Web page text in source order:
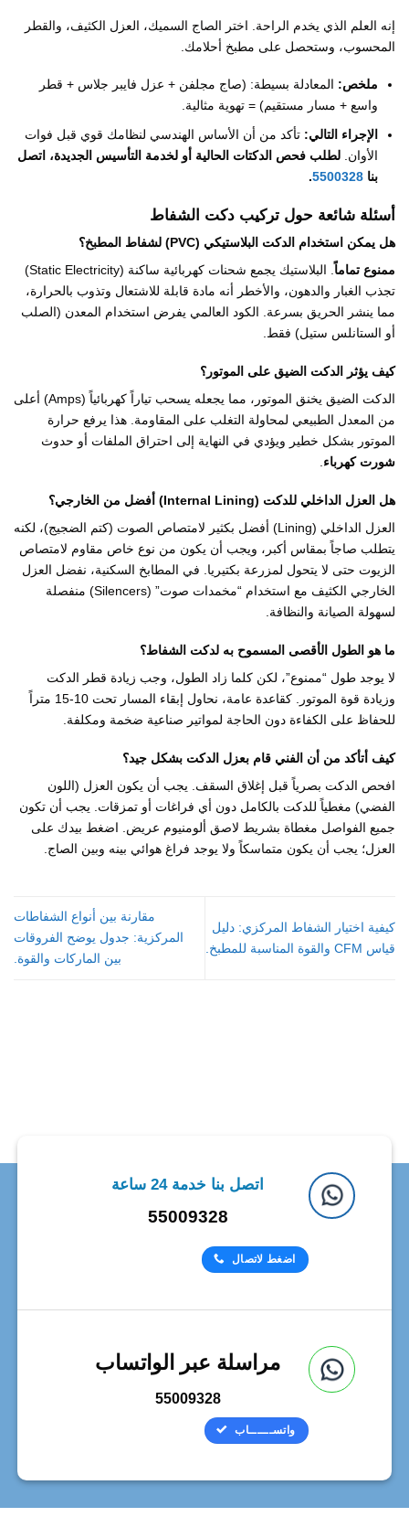
إنه العلم الذي يخدم الراحة. اختر الصاج السميك، العزل الكثيف، والقطر
المحسوب، وستحصل على مطبخ أحلامك.
ملخص: المعادلة بسيطة: (صاج مجلفن + عزل فايبر جلاس + قطر
واسع + مسار مستقيم) = تهوية مثالية.
الإجراء التالي: تأكد من أن الأساس الهندسي لنظامك قوي قبل فوات
الأوان. لطلب فحص الدكتات الحالية أو لخدمة التأسيس الجديدة، اتصل
بنا 5500328
.
أسئلة شائعة حول تركيب دكت الشفاط
هل يمكن استخدام الدكت البلاستيكي (PVC) لشفاط المطبخ؟
ممنوع تماماً
. البلاستيك يجمع شحنات كهربائية ساكنة (Static Electricity)
تجذب الغبار والدهون، والأخطر أنه مادة قابلة للاشتعال وتذوب بالحرارة،
مما ينشر الحريق بسرعة. الكود العالمي يفرض استخدام المعدن (الصلب
أو الستانلس ستيل) فقط.
كيف يؤثر الدكت الضيق على الموتور؟
الدكت الضيق يخنق الموتور، مما يجعله يسحب تياراً كهربائياً (Amps) أعلى
من المعدل الطبيعي لمحاولة التغلب على المقاومة. هذا يرفع حرارة
الموتور بشكل خطير ويؤدي في النهاية إلى احتراق الملفات أو حدوث
شورت كهرباء.
هل العزل الداخلي للدكت (Internal Lining) أفضل من الخارجي؟
العزل الداخلي (Lining) أفضل بكثير لامتصاص الصوت (كتم الضجيج)، لكنه
يتطلب صاجاً بمقاس أكبر، ويجب أن يكون من نوع خاص مقاوم لامتصاص
الزيوت حتى لا يتحول لمزرعة بكتيريا. في المطابخ السكنية، نفضل العزل
الخارجي الكثيف مع استخدام “مخمدات صوت” (Silencers) منفصلة
لسهولة الصيانة والنظافة.
ما هو الطول الأقصى المسموح به لدكت الشفاط؟
لا يوجد طول “ممنوع”، لكن كلما زاد الطول، وجب زيادة قطر الدكت
وزيادة قوة الموتور. كقاعدة عامة، نحاول إبقاء المسار تحت 10-15 متراً
للحفاظ على الكفاءة دون الحاجة لمواتير صناعية ضخمة ومكلفة.
كيف أتأكد من أن الفني قام بعزل الدكت بشكل جيد؟
افحص الدكت بصرياً قبل إغلاق السقف. يجب أن يكون العزل (اللون
الفضي) مغطياً للدكت بالكامل دون أي فراغات أو تمزقات. يجب أن تكون
جميع الفواصل مغطاة بشريط لاصق ألومنيوم عريض. اضغط بيدك على
العزل؛ يجب أن يكون متماسكاً ولا يوجد فراغ هوائي بينه وبين الصاج.
كيفية اختيار الشفاط المركزي: دليل
قياس CFM والقوة المناسبة للمطبخ.
مقارنة بين أنواع الشفاطات
المركزية: جدول يوضح الفروقات
بين الماركات والقوة.
اتصل بنا خدمة 24 ساعة
55009328
اضغط لاتصال
مراسلة عبر الواتساب
55009328
واتســــــاب